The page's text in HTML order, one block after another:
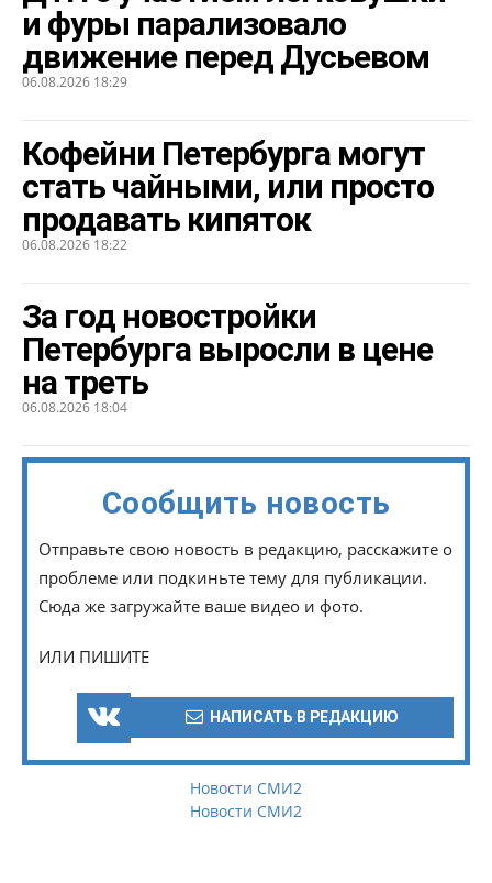
и фуры парализовало
движение перед Дусьевом
06.08.2026 18:29
Кофейни Петербурга могут
стать чайными, или просто
продавать кипяток
06.08.2026 18:22
За год новостройки
Петербурга выросли в цене
на треть
06.08.2026 18:04
Сообщить новость
Отправьте свою новость в редакцию, расскажите о
проблеме или подкиньте тему для публикации.
Сюда же загружайте ваше видео и фото.
ИЛИ ПИШИТЕ
НАПИСАТЬ В РЕДАКЦИЮ
Новости СМИ2
Новости СМИ2